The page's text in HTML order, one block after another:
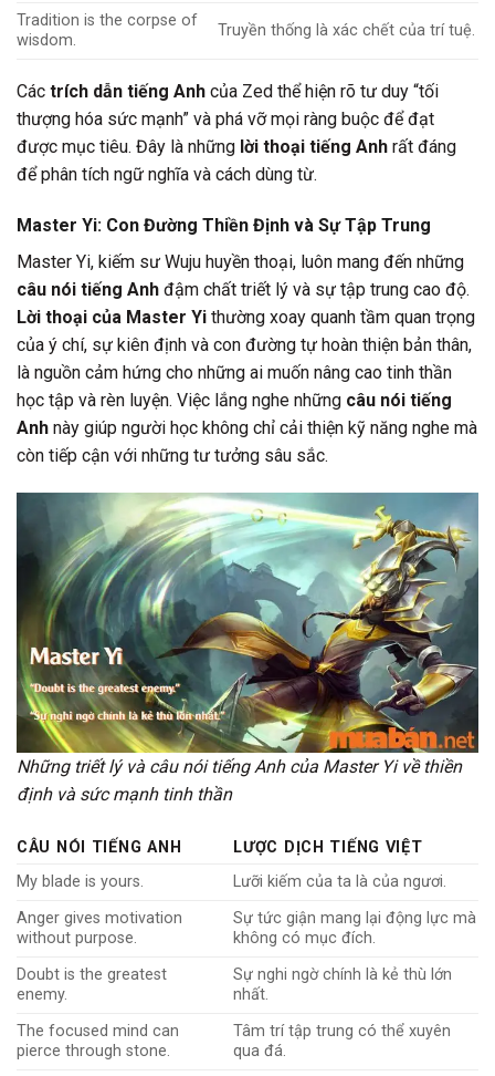
Tradition is the corpse of
wisdom.
Truyền thống là xác chết của trí tuệ.
Các trích dẫn tiếng Anh của Zed thể hiện rõ tư duy “tối
thượng hóa sức mạnh” và phá vỡ mọi ràng buộc để đạt
được mục tiêu. Đây là những lời thoại tiếng Anh rất đáng
để phân tích ngữ nghĩa và cách dùng từ.
Master Yi: Con Đường Thiền Định và Sự Tập Trung
Master Yi, kiếm sư Wuju huyền thoại, luôn mang đến những
câu nói tiếng Anh đậm chất triết lý và sự tập trung cao độ.
Lời thoại của Master Yi thường xoay quanh tầm quan trọng
của ý chí, sự kiên định và con đường tự hoàn thiện bản thân,
là nguồn cảm hứng cho những ai muốn nâng cao tinh thần
học tập và rèn luyện. Việc lắng nghe những câu nói tiếng
Anh này giúp người học không chỉ cải thiện kỹ năng nghe mà
còn tiếp cận với những tư tưởng sâu sắc.
Những triết lý và câu nói tiếng Anh của Master Yi về thiền
định và sức mạnh tinh thần
CÂU NÓI TIẾNG ANH
LƯỢC DỊCH TIẾNG VIỆT
My blade is yours.
Lưỡi kiếm của ta là của ngươi.
Anger gives motivation
without purpose.
Sự tức giận mang lại động lực mà
không có mục đích.
Doubt is the greatest
enemy.
Sự nghi ngờ chính là kẻ thù lớn
nhất.
The focused mind can
pierce through stone.
Tâm trí tập trung có thể xuyên
qua đá.